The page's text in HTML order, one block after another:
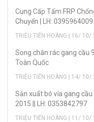
Cung Cấp Tấm FRP
Chuyển | LH: 0395964009
TRIỆU TIẾN HOÀNG | 16/ 10/
Song chắn rác gang cầu
Toàn Quốc
TRIỆU TIẾN HOÀNG | 14/ 10/
Sản xuẩt bó vỉa gang cầu
2015 || LH: 0353842797
TRIỆU TIẾN HOÀNG | 11/ 10/